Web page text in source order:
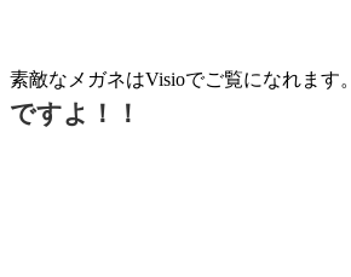
素敵なメガネはVisioでご覧になれます。
ですよ！！